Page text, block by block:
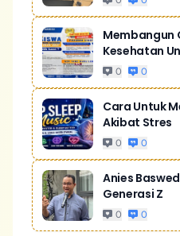
Membangun
Kesehatan
0 0
Cara Untuk
Akibat Stres
0 0
Anies
Generasi Z
0 0